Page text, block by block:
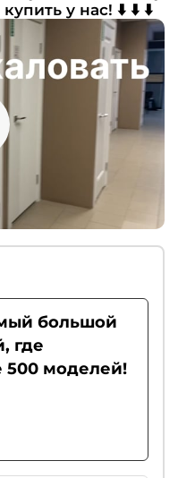
комплект
хода или
цените тишину,
замки.
у нас! ⬇️ ⬇️ ⬇️
большой
где
500 моделей!